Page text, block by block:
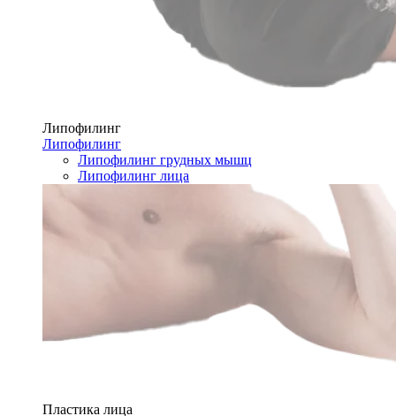
Липофилинг
Липофилинг
Липофилинг грудных мышц
Липофилинг лица
Пластика лица